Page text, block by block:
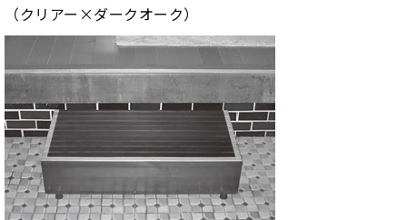
（クリアー×ダークオーク）